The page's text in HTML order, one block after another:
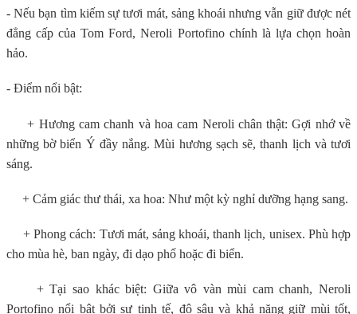
- Nếu bạn tìm kiếm sự tươi mát, sảng khoái nhưng vẫn giữ được nét
đẳng cấp của Tom Ford, Neroli Portofino chính là lựa chọn hoàn
hảo.
- Điểm nổi bật:
+ Hương cam chanh và hoa cam Neroli chân thật: Gợi nhớ về
những bờ biển Ý đầy nắng. Mùi hương sạch sẽ, thanh lịch và tươi
sáng.
+ Cảm giác thư thái, xa hoa: Như một kỳ nghỉ dưỡng hạng sang.
+ Phong cách: Tươi mát, sảng khoái, thanh lịch, unisex. Phù hợp
cho mùa hè, ban ngày, đi dạo phố hoặc đi biển.
+ Tại sao khác biệt: Giữa vô vàn mùi cam chanh, Neroli
Portofino nổi bật bởi sự tinh tế, độ sâu và khả năng giữ mùi tốt,